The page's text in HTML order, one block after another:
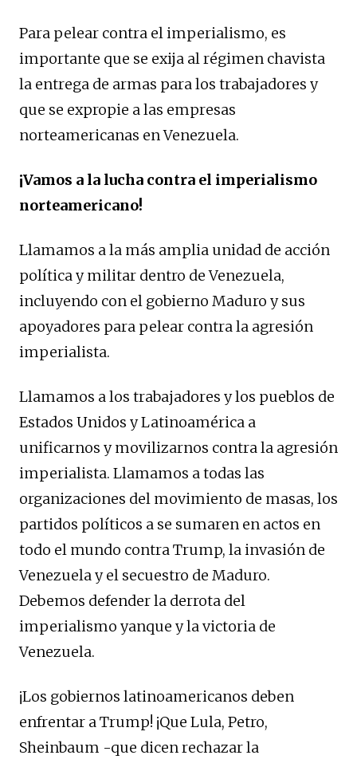
Para pelear contra el imperialismo, es
importante que se exija al régimen chavista
la entrega de armas para los trabajadores y
que se expropie a las empresas
norteamericanas en Venezuela.
¡Vamos a la lucha contra el imperialismo
norteamericano!
Llamamos a la más amplia unidad de acción
política y militar dentro de Venezuela,
incluyendo con el gobierno Maduro y sus
apoyadores para pelear contra la agresión
imperialista.
Llamamos a los trabajadores y los pueblos de
Estados Unidos y Latinoamérica a
unificarnos y movilizarnos contra la agresión
imperialista. Llamamos a todas las
organizaciones del movimiento de masas, los
partidos políticos a se sumaren en actos en
todo el mundo contra Trump, la invasión de
Venezuela y el secuestro de Maduro.
Debemos defender la derrota del
imperialismo yanque y la victoria de
Venezuela.
¡Los gobiernos latinoamericanos deben
enfrentar a Trump! ¡Que Lula, Petro,
Sheinbaum -que dicen rechazar la